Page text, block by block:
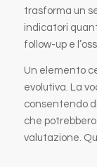
trasforma un
indicatori
follow-up e
Un elemento
evolutiva. La
consentendo
che
valutazione.